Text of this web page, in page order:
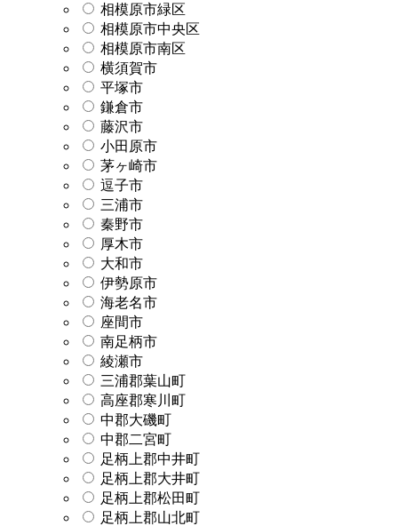
相模原市緑区
相模原市中央区
相模原市南区
横須賀市
平塚市
鎌倉市
藤沢市
小田原市
茅ヶ崎市
逗子市
三浦市
秦野市
厚木市
大和市
伊勢原市
海老名市
座間市
南足柄市
綾瀬市
三浦郡葉山町
高座郡寒川町
中郡大磯町
中郡二宮町
足柄上郡中井町
足柄上郡大井町
足柄上郡松田町
足柄上郡山北町